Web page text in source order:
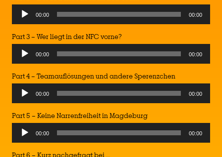
Audio
Player
00:00 00:00
Part 3 – Wer liegt in der NFC vorne?
Audio
Player
00:00 00:00
Part 4 – Teamauflösungen und andere Sperenzchen
Audio
Player
00:00 00:00
Part 5 – Keine Narrenfreiheit in Magdeburg
Audio
Player
00:00 00:00
Part 6 – Kurz nachgefragt bei …